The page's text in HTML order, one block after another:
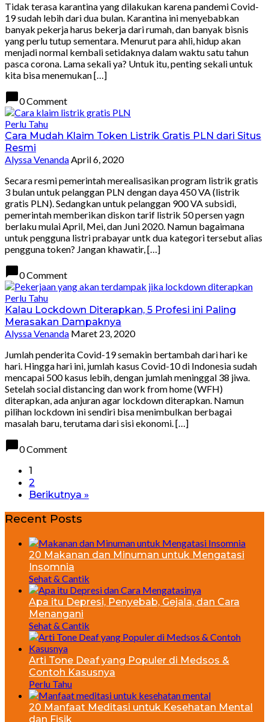
Tidak terasa karantina yang dilakukan karena pandemi Covid-
19 sudah lebih dari dua bulan. Karantina ini menyebabkan
banyak pekerja harus bekerja dari rumah, dan banyak bisnis
yang perlu tutup sementara. Menurut para ahli, hidup akan
menjadi normal kembali setidaknya dalam waktu satu tahun
pasca corona. Lama sekali ya? Untuk itu, penting sekali untuk
kita bisa menemukan […]
chat_bubble0 Comment
Perlu Tahu
Cara Mudah Klaim Token Listrik Gratis PLN dari Situs
Resmi
Alyssa VenandaApril 6, 2020
Secara resmi pemerintah merealisasikan program listrik gratis
3 bulan untuk pelanggan PLN dengan daya 450 VA (listrik
gratis PLN). Sedangkan untuk pelanggan 900 VA subsidi,
pemerintah memberikan diskon tarif listrik 50 persen yagn
berlaku mulai April, Mei, dan Juni 2020. Namun bagaimana
untuk pengguna listri prabayar untk dua kategori tersebut alias
pengguna token? Jangan khawatir, […]
chat_bubble0 Comment
Perlu Tahu
Kalau Lockdown Diterapkan, 5 Profesi ini Paling
Merasakan Dampaknya
Alyssa Venanda Maret 23, 2020
Jumlah penderita Covid-19 semakin bertambah dari hari ke
hari. Hingga hari ini, jumlah kasus Covid-10 di Indonesia sudah
mencapai 500 kasus lebih, dengan jumlah meninggal 38 jiwa.
Setelah social distancing dan work from home (WFH)
diterapkan, ada anjuran agar lockdown diterapkan. Namun
pilihan lockdown ini sendiri bisa menimbulkan berbagai
masalah baru, terutama dari sisi ekonomi. […]
chat_bubble0 Comment
1
2
Berikutnya »
Recent Posts
20 Makanan dan Minuman untuk Mengatasi
Insomnia
Sehat & Cantik
Apa itu Depresi, Penyebab, Gejala, dan Cara
Menangani
Sehat & Cantik
Arti Tone Deaf yang Populer di Medsos &
Contoh Kasusnya
Perlu Tahu
20 Manfaat Meditasi untuk Kesehatan Mental
dan Fisik